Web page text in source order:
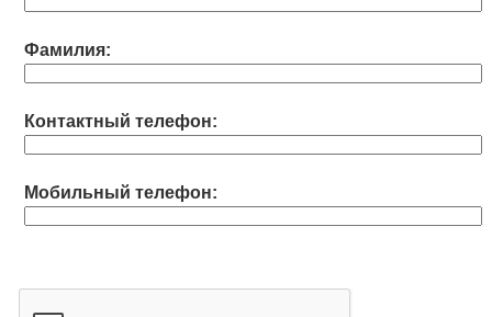
Фамилия:
Контактный телефон:
Мобильный телефон: